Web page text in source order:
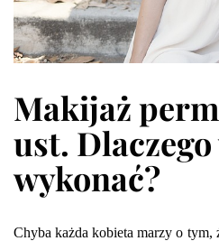
Makijaż
ust.
wykonać?
Chyba każda kobieta marzy o tym,